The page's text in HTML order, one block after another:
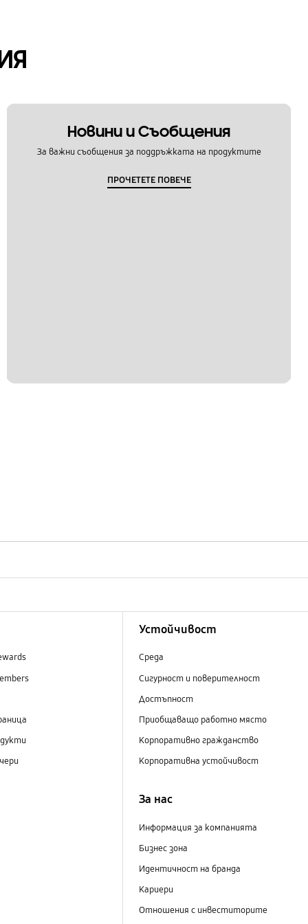
Новини и Съобщения
За важни съобщения за поддръжката на продуктите
ПРОЧЕТЕТЕ ПОВЕЧЕ
Устойчивост
Среда
Сигурност и поверителност
Достъпност
Приобщаващо работно място
Корпоративно гражданство
Корпоративна устойчивост
За нас
Информация за компанията
Бизнес зона
Идентичност на бранда
Кариери
Отношения с инвеститорите